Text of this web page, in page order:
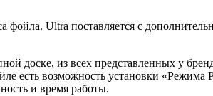
Ultra поставляется с
доске, из всех представленных у
есть возможность установки «Режима
и время работы.